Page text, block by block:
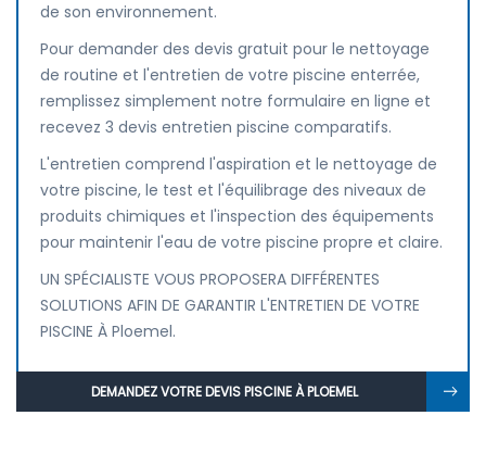
de son environnement.
Pour demander des devis gratuit pour le nettoyage
de routine et l'entretien de votre piscine enterrée,
remplissez simplement notre formulaire en ligne et
recevez 3 devis entretien piscine comparatifs.
L'entretien comprend l'aspiration et le nettoyage de
votre piscine, le test et l'équilibrage des niveaux de
produits chimiques et l'inspection des équipements
pour maintenir l'eau de votre piscine propre et claire.
UN SPÉCIALISTE VOUS PROPOSERA DIFFÉRENTES
SOLUTIONS AFIN DE GARANTIR L'ENTRETIEN DE VOTRE
PISCINE À Ploemel.
DEMANDEZ VOTRE DEVIS PISCINE À PLOEMEL